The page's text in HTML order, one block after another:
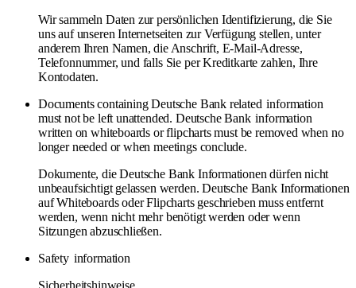
Wir sammeln Daten zur persönlichen Identifizierung, die Sie
uns auf unseren Internetseiten zur Verfügung stellen, unter
anderem Ihren Namen, die Anschrift, E-Mail-Adresse,
Telefonnummer, und falls Sie per Kreditkarte zahlen, Ihre
Kontodaten.
Documents containing Deutsche Bank related information
must not be left unattended. Deutsche Bank information
written on whiteboards or flipcharts must be removed when no
longer needed or when meetings conclude.
Dokumente, die Deutsche Bank Informationen dürfen nicht
unbeaufsichtigt gelassen werden. Deutsche Bank Informationen
auf Whiteboards oder Flipcharts geschrieben muss entfernt
werden, wenn nicht mehr benötigt werden oder wenn
Sitzungen abzuschließen.
Safety information
Sicherheitshinweise